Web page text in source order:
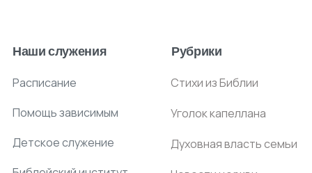
Наши служения
Расписание
Помощь зависимым
Детское служение
Рубрики
Стихи из Библии
Уголок капеллана
Духовная власть семьи